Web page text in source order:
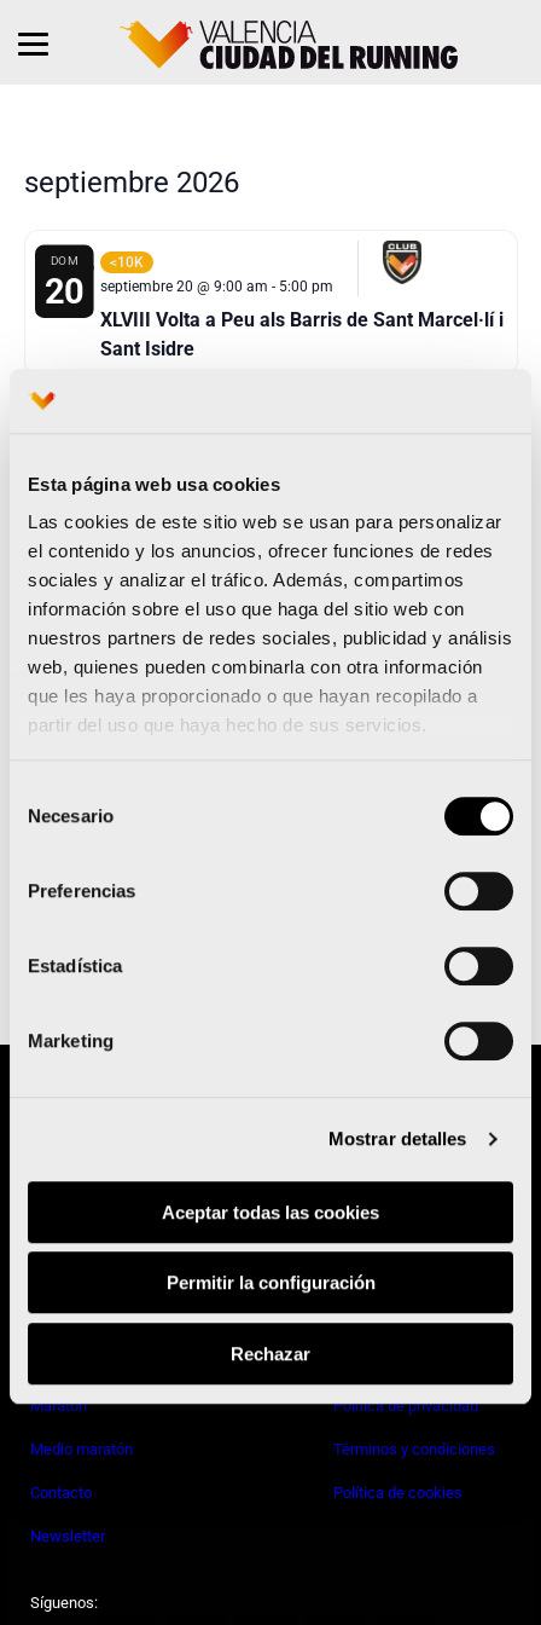
Esta página web usa cookies
Las cookies de este sitio web se usan para personalizar
el contenido y los anuncios, ofrecer funciones de redes
sociales y analizar el tráfico. Además, compartimos
información sobre el uso que haga del sitio web con
nuestros partners de redes sociales, publicidad y análisis
web, quienes pueden combinarla con otra información
que les haya proporcionado o que hayan recopilado a
partir del uso que haya hecho de sus servicios.
Necesario
Preferencias
Estadística
Marketing
Mostrar detalles
Aceptar todas las cookies
Permitir la configuración
Rechazar
septiembre 2026
DOM
20
XLVIII Volta a Peu als Barris de Sant Marcel·lí i
Sant Isidre
<10K
septiembre 20 @ 9:00 am - 5:00 pm
octubre 2026
DOM
4
XVI Volta a Peu de les Falles
<10K
octubre 4 @ 9:00 am-10:30 am
18
Valencia Contra el Cáncer
octubre 18 @ 8:30 am - 10:30 am
Eventos
siguiente(s)
Con la colaboración de:
Maratón
Medio maratón
Contacto
Newsletter
Política de privacidad
Términos y condiciones
Política de cookies
Síguenos: